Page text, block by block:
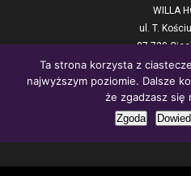
WILLA
ul. T.
87-720
tel. +48 54
E-mail:
www:.
Ta strona korzysta z
najwyższym poziomie. Dalsze
że zgadzasz się
Zgoda